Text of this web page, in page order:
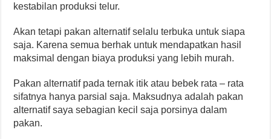
kestabilan produksi telur.
Akan tetapi pakan alternatif selalu terbuka untuk siapa
saja. Karena semua berhak untuk mendapatkan hasil
maksimal dengan biaya produksi yang lebih murah.
Pakan alternatif pada ternak itik atau bebek rata – rata
sifatnya hanya parsial saja. Maksudnya adalah pakan
alternatif saya sebagian kecil saja porsinya dalam
pakan.